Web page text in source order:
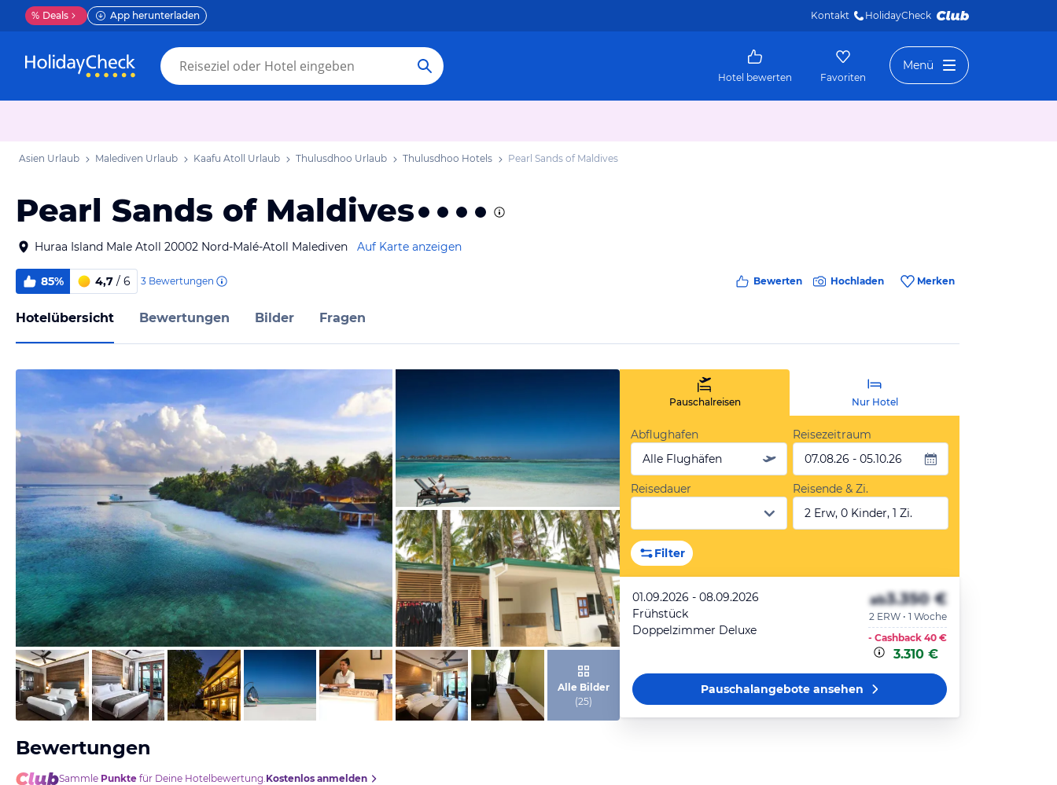
% Deals App herunterladen Kontakt HolidayCheck
Hotel bewerten Favoriten
Menü
Asien Urlaub Malediven Urlaub Kaafu Atoll Urlaub Thulusdhoo Urlaub Thulusdhoo Hotels Pearl Sands of Maldives
Pearl Sands of Maldives
Huraa Island Male Atoll 20002 Nord-Malé-Atoll Malediven Auf Karte anzeigen
85% 4,7 / 6 3 Bewertungen Bewerten Hochladen Merken
Hotelübersicht Bewertungen Bilder Fragen
von Expedia
von Expedia
von Expedia
Alle Bilder
(25)
Pauschalreisen Nur Hotel
Abflughafen
Alle Flughäfen
Reisezeitraum
07.08.26 - 05.10.26
Reisedauer
Reisende & Zi.
2 Erw, 0 Kinder, 1 Zi.
Filter
01.09.2026 - 08.09.2026
Frühstück
Doppelzimmer Deluxe
ab3.350 €
2 ERW • 1 Woche
- Cashback 40 €
3.310 €
Pauschalangeboteansehen
Bewertungen
Sammle Punkte für Deine Hotelbewertung.Kostenlos anmelden